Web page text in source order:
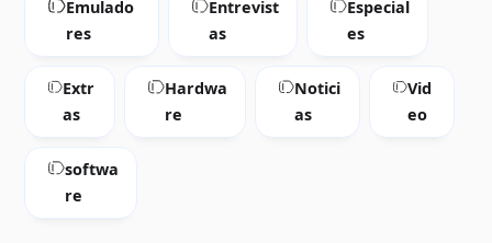
Emulado
res
Entrevist
as
Especial
es
Extr
as
Hardwa
re
Notici
as
Vid
eo
softwa
re